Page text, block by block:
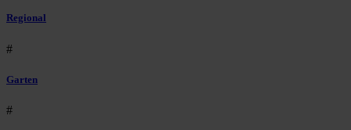
Regional
#
Garten
#